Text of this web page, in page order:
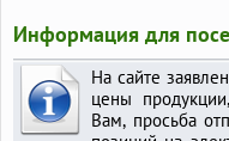
Информация для
На сайте
цены
Вам, просьба